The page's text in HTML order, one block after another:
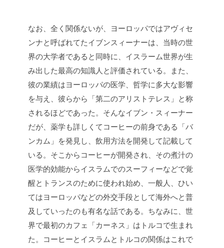
なお、全く関係ないが、ヨーロッパではアヴィセ
ンナと呼ばれてたイブンスィーナーは、当時の世
界の大学者であると同時に、イスラーム世界が生
み出した最高の知識人と評価されている。また、
彼の業績はヨーロッパの医学、哲学に多大な影響
を与え、彼らから「第二のアリストテレス」と称
されるほどであった。そんなイブン・スィーナー
だが、薬学も詳しくてコーヒーの前身である「バ
ンカム」を発見し、飲用方法を開発して記載して
いる。そこからコーヒーが開発され、その煮汁の
医学的効能からイスラムでのスーフィーなどで覚
醒とトランスのために使われ始め、一般人、ひい
てはヨーロッパなどの外交手段として海外へと普
及していったのも有名な話である。ちなみに、世
界で最初のカフェ「カーネス」はトルコで生まれ
た。コーヒーとイスラムとトルコの関係はこれで